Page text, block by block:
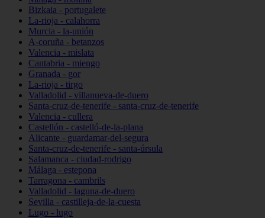
Bizkaia - portugalete
La-rioja - calahorra
Murcia - la-unión
A-coruña - betanzos
Valencia - mislata
Cantabria - miengo
Granada - gor
La-rioja - tirgo
Valladolid - villanueva-de-duero
Santa-cruz-de-tenerife - santa-cruz-de-tenerife
Valencia - cullera
Castellón - castelló-de-la-plana
Alicante - guardamar-del-segura
Santa-cruz-de-tenerife - santa-úrsula
Salamanca - ciudad-rodrigo
Málaga - estepona
Tarragona - cambrils
Valladolid - laguna-de-duero
Sevilla - castilleja-de-la-cuesta
Lugo - lugo